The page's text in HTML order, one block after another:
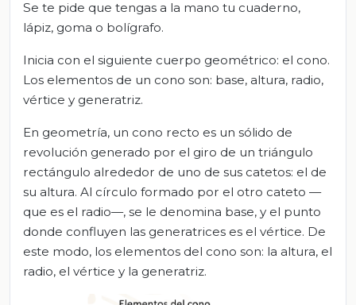
Se te pide que tengas a la mano tu cuaderno,
lápiz, goma o bolígrafo.
Inicia con el siguiente cuerpo geométrico: el cono.
Los elementos de un cono son: base, altura, radio,
vértice y generatriz.
En geometría, un cono recto es un sólido de
revolución generado por el giro de un triángulo
rectángulo alrededor de uno de sus catetos: el de
su altura. Al círculo formado por el otro cateto —
que es el radio—, se le denomina base, y el punto
donde confluyen las generatrices es el vértice. De
este modo, los elementos del cono son: la altura, el
radio, el vértice y la generatriz.